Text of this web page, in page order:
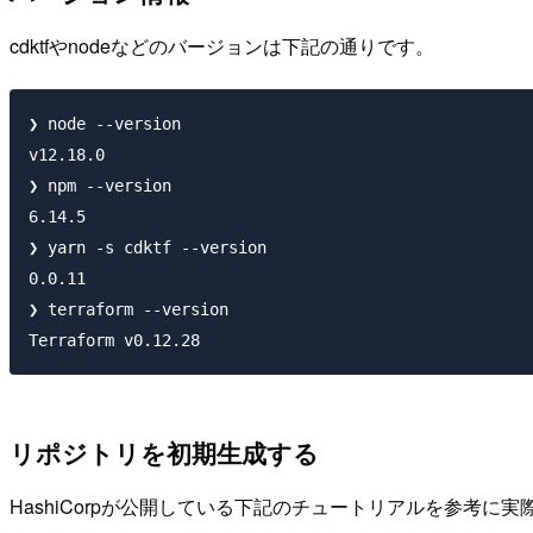
cdktfやnodeなどのバージョンは下記の通りです。
❯ node --version
v12.18.0
❯ npm --version
6.14.5
❯ yarn -s cdktf --version
0.0.11
❯ terraform --version
リポジトリを初期生成する
HashiCorpが公開している下記のチュートリアルを参考に実